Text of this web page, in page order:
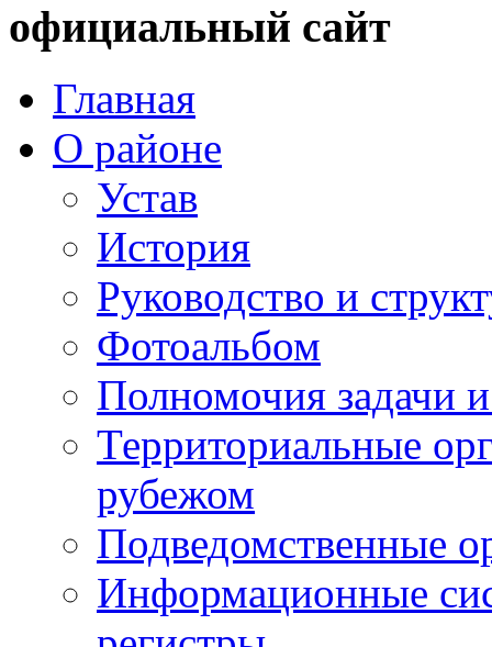
официальный сайт
Главная
О районе
Устав
История
Руководство и
Фотоальбом
Полномочия задачи
Территориальные
рубежом
Подведомственные
Информационные